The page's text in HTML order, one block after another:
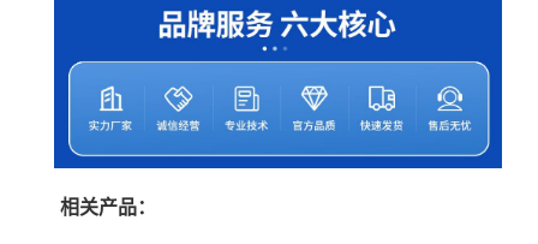
相关产品：